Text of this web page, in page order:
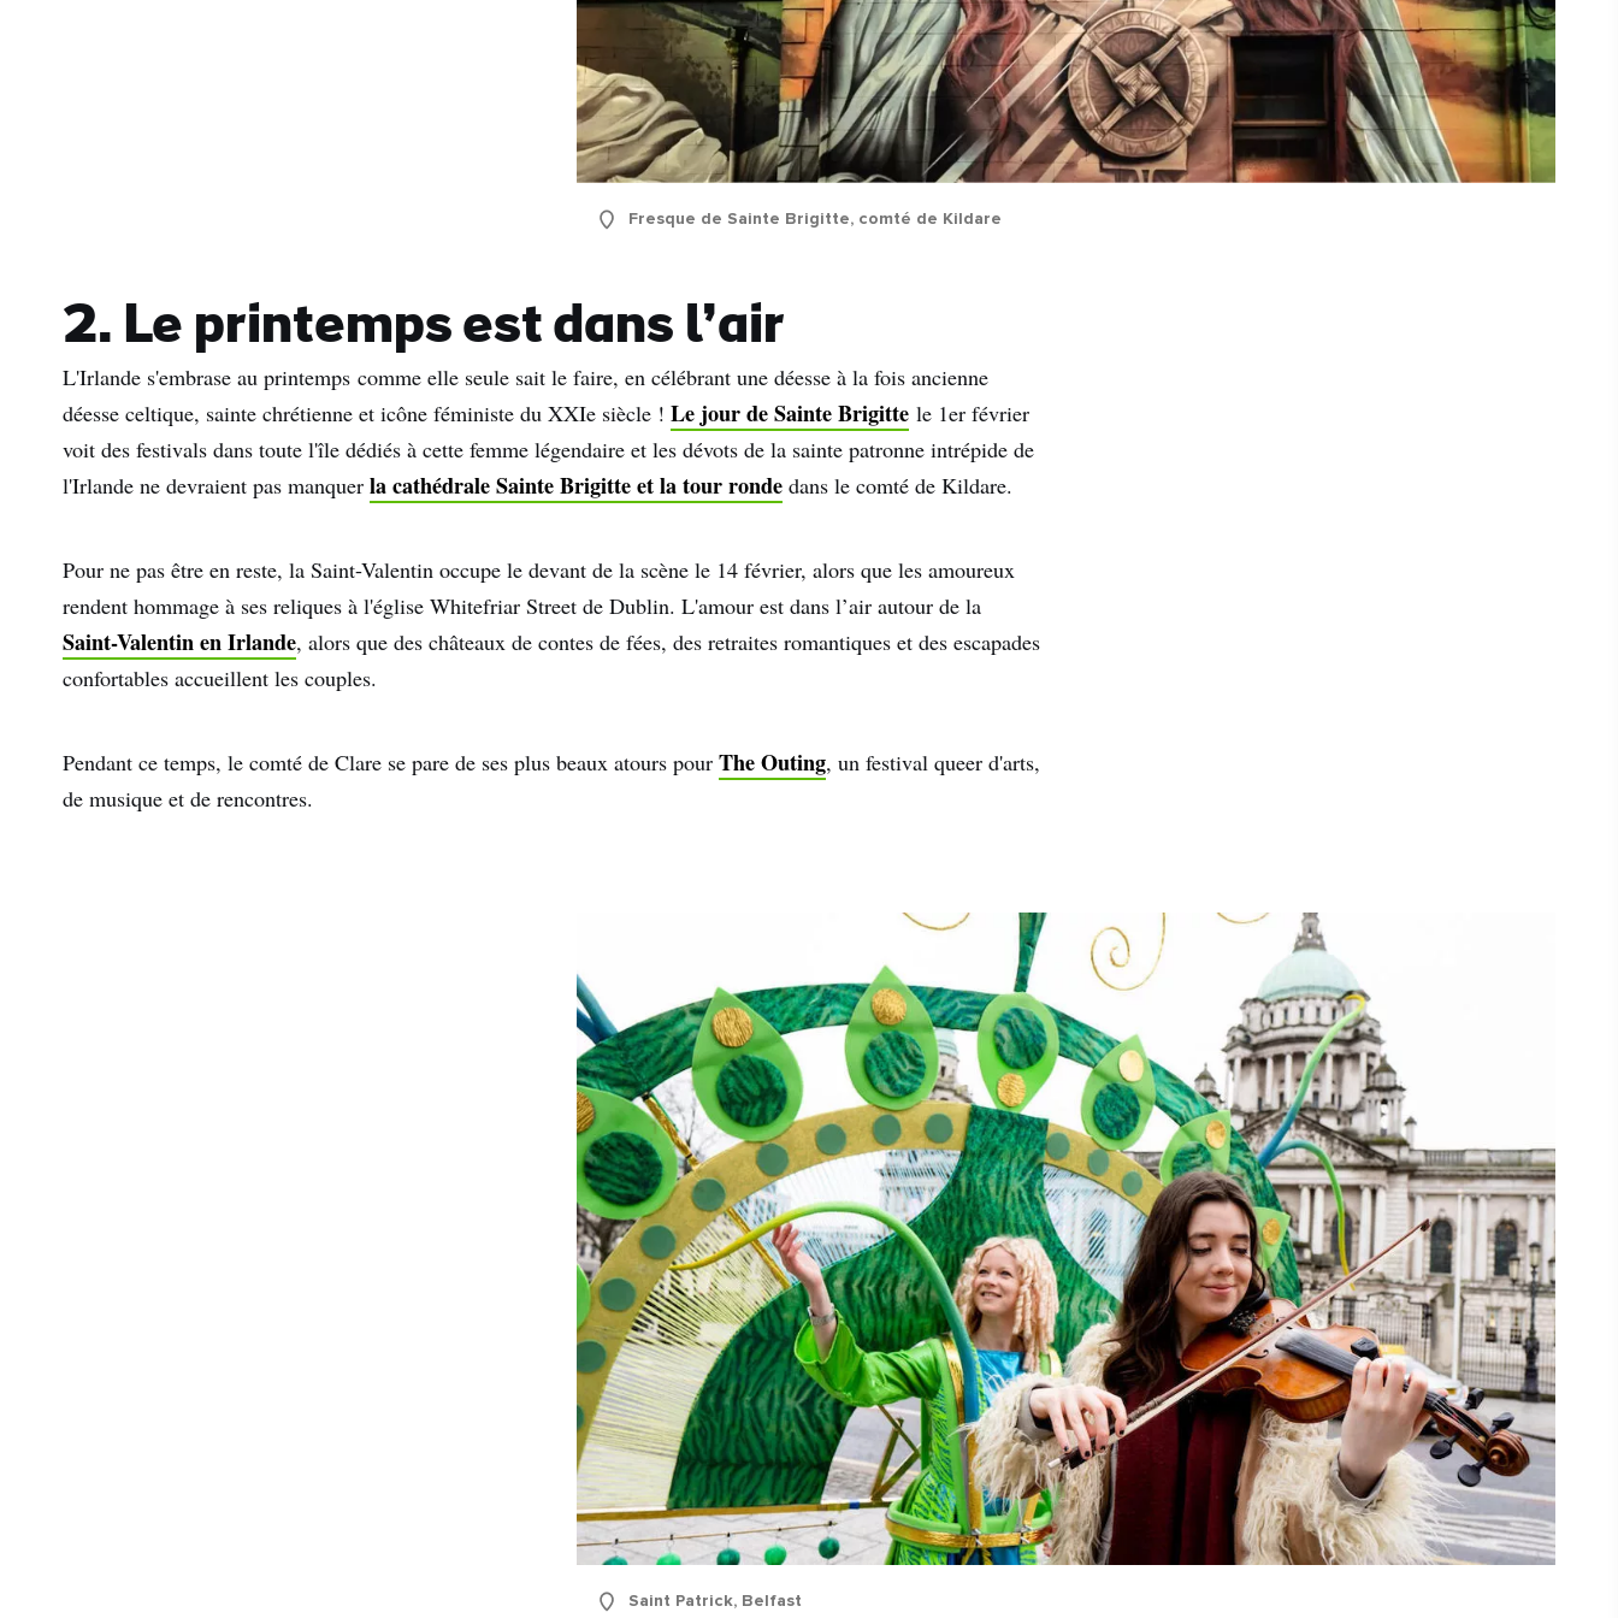
Je comprends qu'en m'inscrivant, je recevrai des e-mails
personnalisés basés sur mon utilisation du site Web du Tourisme
nos e-mails. Pour plus d'informations sur la manière dont nous traitons
confidentialité.
Je m'inscris
Fresque de Sainte Brigitte, comté de Kildare
2. Le printemps est dans l’air
L'Irlande s'embrase au printemps comme elle seule sait le faire, en célébrant une déesse à la fois ancienne
déesse celtique, sainte chrétienne et icône féministe du XXIe siècle ! Le jour de Sainte Brigitte le 1er février
voit des festivals dans toute l'île dédiés à cette femme légendaire et les dévots de la sainte patronne intrépide de
l'Irlande ne devraient pas manquer la cathédrale Sainte Brigitte et la tour ronde dans le comté de Kildare.
Pour ne pas être en reste, la Saint-Valentin occupe le devant de la scène le 14 février, alors que les amoureux
rendent hommage à ses reliques à l'église Whitefriar Street de Dublin. L'amour est dans l’air autour de la
Saint-Valentin en Irlande, alors que des châteaux de contes de fées, des retraites romantiques et des escapades
confortables accueillent les couples.
Pendant ce temps, le comté de Clare se pare de ses plus beaux atours pour The Outing, un festival queer d'arts,
de musique et de rencontres.
Saint Patrick, Belfast